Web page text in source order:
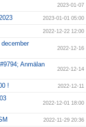
2023-01-07
2023-01-01 05:00
2022-12-22 12:00
2022-12-16
Anmälan
2022-12-14
! 2022-12-11
2022-12-01 18:00
2022-11-29 20:36